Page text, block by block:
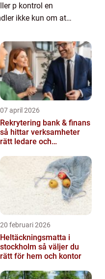
p kontrol en
ikke kun om at
07 april 2026
Rekrytering bank & finans
så hittar verksamheter
rätt ledare och
20 februari 2026
Heltäckningsmatta i
stockholm så väljer du
rätt för hem och kontor